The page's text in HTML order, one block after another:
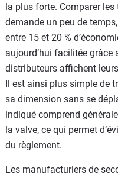
la plus forte. Comparer
demande un peu de
entre 15 et 20 %
aujourd’hui facilitée
distributeurs affichent
Il est ainsi plus simple de
sa dimension sans se
indiqué comprend
la valve, ce qui permet
du règlement.
Les manufacturiers de